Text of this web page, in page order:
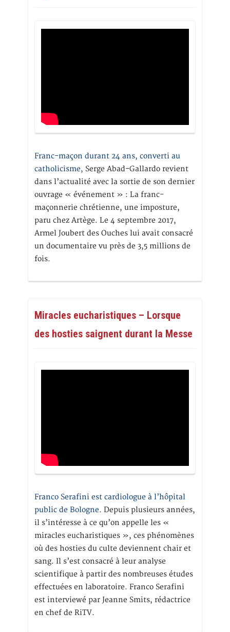
Franc-maçon durant 24 ans, converti au
catholicisme, Serge Abad-Gallardo revient
dans l’actualité avec la sortie de son dernier
ouvrage « événement » : La franc-
maçonnerie chrétienne, une imposture,
paru chez Artège. Le 4 septembre 2017,
Armel Joubert des Ouches lui avait consacré
un documentaire vu près de 3,5 millions de
fois.
Miracles eucharistiques – Lorsque
des hosties saignent durant la Messe
Franco Serafini est cardiologue à l’hôpital
public de Bologne. Depuis plusieurs années,
il s’intéresse à ce qu’on appelle les «
miracles eucharistiques », ces phénomènes
où des hosties du culte deviennent chair et
sang. Il s’est consacré à leur analyse
scientifique à partir des nombreuses études
effectuées en laboratoire. Franco Serafini
est interviewé par Jeanne Smits, rédactrice
en chef de RiTV.